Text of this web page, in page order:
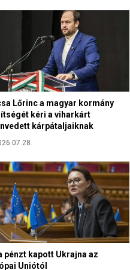
t
ó
v
á
s
z
e
r
e
t
n
e
v
e
l
n
i
g
Lőrinc a magyar kormány
kéri a viharkárt
kárpátaljaiknak
pénzt kapott Ukrajna az
Uniótól